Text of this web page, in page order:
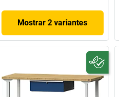
Mostrar 2 variantes